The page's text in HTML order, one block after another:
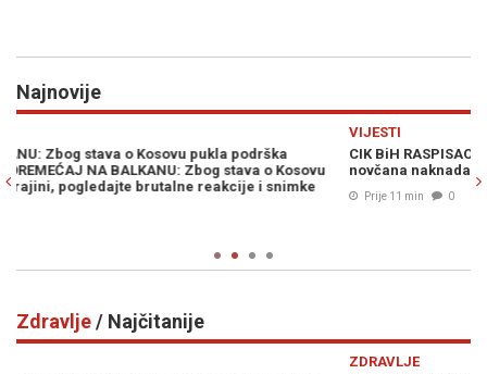
Najnovije
CIK BiH RASPISAO OGLAS KOJI SVE ZANIMA: Nudi se dobra
novčana naknada za rad na izborima, uslovi nikad jednostavniji
Prije 11 min
Zdravlje/ Najčitanije